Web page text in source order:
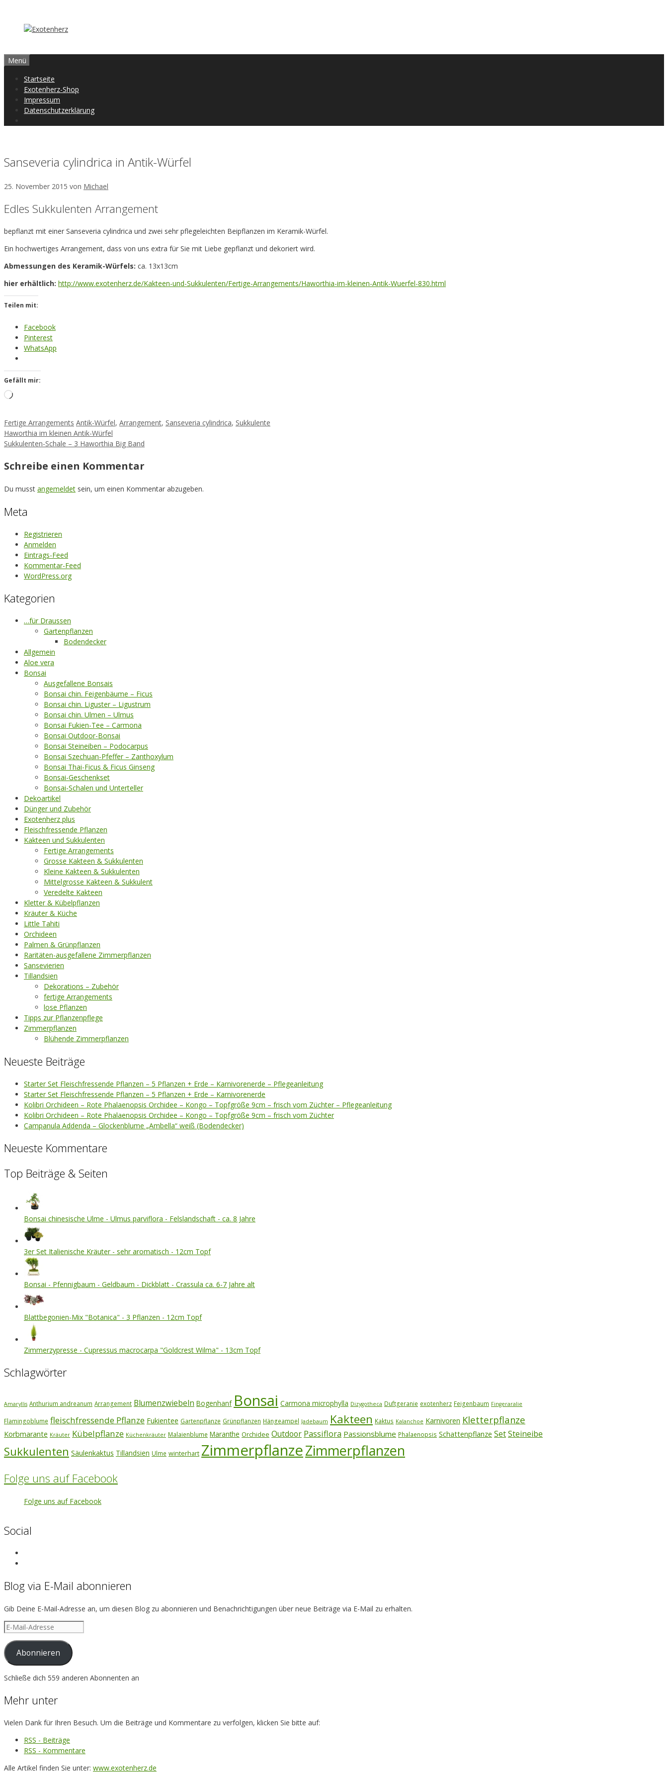
springen
Menü
Startseite
Exotenherz-Shop
Impressum
Datenschutzerklärung
Sanseveria cylindrica in Antik-Würfel
25. November 2015 von Michael
Edles Sukkulenten Arrangement
bepflanzt mit einer Sanseveria cylindrica und zwei sehr pflegeleichten Beipflanzen im Keramik-Würfel.
Ein hochwertiges Arrangement, dass von uns extra für Sie mit Liebe gepflanzt und dekoriert wird.
Abmessungen des Keramik-Würfels: ca. 13x13cm
hier erhältlich: http://www.exotenherz.de/Kakteen-und-Sukkulenten/Fertige-Arrangements/Haworthia-im-kleinen-Antik-Wuerfel-830.html
Teilen mit:
Facebook
Pinterest
WhatsApp
Gefällt mir:
Loading…
Kategorien
Fertige Arrangements Schlagwörter
Antik-Würfel, Arrangement, Sanseveria cylindrica, Sukkulente
Haworthia im kleinen Antik-Würfel
Sukkulenten-Schale – 3 Haworthia Big Band
Schreibe einen Kommentar
Du musst angemeldet sein, um einen Kommentar abzugeben.
Meta
Registrieren
Anmelden
Eintrags-Feed
Kommentar-Feed
WordPress.org
Kategorien
…für Draussen
Gartenpflanzen
Bodendecker
Allgemein
Aloe vera
Bonsai
Ausgefallene Bonsais
Bonsai chin. Feigenbäume – Ficus
Bonsai chin. Liguster – Ligustrum
Bonsai chin. Ulmen – Ulmus
Bonsai Fukien-Tee – Carmona
Bonsai Outdoor-Bonsai
Bonsai Steineiben – Podocarpus
Bonsai Szechuan-Pfeffer – Zanthoxylum
Bonsai Thai-Ficus & Ficus Ginseng
Bonsai-Geschenkset
Bonsai-Schalen und Unterteller
Dekoartikel
Dünger und Zubehör
Exotenherz plus
Fleischfressende Pflanzen
Kakteen und Sukkulenten
Fertige Arrangements
Grosse Kakteen & Sukkulenten
Kleine Kakteen & Sukkulenten
Mittelgrosse Kakteen & Sukkulent
Veredelte Kakteen
Kletter & Kübelpflanzen
Kräuter & Küche
Little Tahiti
Orchideen
Palmen & Grünpflanzen
Raritäten-ausgefallene Zimmerpflanzen
Sansevierien
Tillandsien
Dekorations – Zubehör
fertige Arrangements
lose Pflanzen
Tipps zur Pflanzenpflege
Zimmerpflanzen
Blühende Zimmerpflanzen
Neueste Beiträge
Starter Set Fleischfressende Pflanzen – 5 Pflanzen + Erde – Karnivorenerde – Pflegeanleitung
Starter Set Fleischfressende Pflanzen – 5 Pflanzen + Erde – Karnivorenerde
Kolibri Orchideen – Rote Phalaenopsis Orchidee – Kongo – Topfgröße 9cm – frisch vom Züchter – Pflegeanleitung
Kolibri Orchideen – Rote Phalaenopsis Orchidee – Kongo – Topfgröße 9cm – frisch vom Züchter
Campanula Addenda – Glockenblume „Ambella“ weiß (Bodendecker)
Neueste Kommentare
Top Beiträge & Seiten
Bonsai chinesische Ulme - Ulmus parviflora - Felslandschaft - ca. 8 Jahre
3er Set Italienische Kräuter - sehr aromatisch - 12cm Topf
Bonsai - Pfennigbaum - Geldbaum - Dickblatt - Crassula ca. 6-7 Jahre alt
Blattbegonien-Mix "Botanica" - 3 Pflanzen - 12cm Topf
Zimmerzypresse - Cupressus macrocarpa "Goldcrest Wilma" - 13cm Topf
Schlagwörter
Amaryllis Anthurium andreanum Arrangement Blumenzwiebeln Bogenhanf Bonsai Carmona microphylla Dizygotheca Duftgeranie exotenherz Feigenbaum Fingeraralie
Flamingoblume fleischfressende Pflanze Fukientee Gartenpflanze Grünpflanzen Hängeampel Jadebaum Kakteen Kaktus Kalanchoe Karnivoren Kletterpflanze
Korbmarante Kräuter Kübelpflanze Küchenkräuter Malaienblume Maranthe Orchidee Outdoor Passiflora Passionsblume Phalaenopsis Schattenpflanze SetSteineibe
Sukkulenten Säulenkaktus Tillandsien Ulme winterhart ZimmerpflanzeZimmerpflanzen
Folge uns auf Facebook
Folge uns auf Facebook
Social
on
Facebook
profile
on
Instagram
Blog via E-Mail abonnieren
Gib Deine E-Mail-Adresse an, um diesen Blog zu abonnieren und Benachrichtigungen über neue Beiträge via E-Mail zu erhalten.
E-
Mail-
Adresse
Abonnieren
Schließe dich 559 anderen Abonnenten an
Mehr unter
Vielen Dank für Ihren Besuch. Um die Beiträge und Kommentare zu verfolgen, klicken Sie bitte auf:
RSS - Beiträge
RSS - Kommentare
Alle Artikel finden Sie unter: www.exotenherz.de